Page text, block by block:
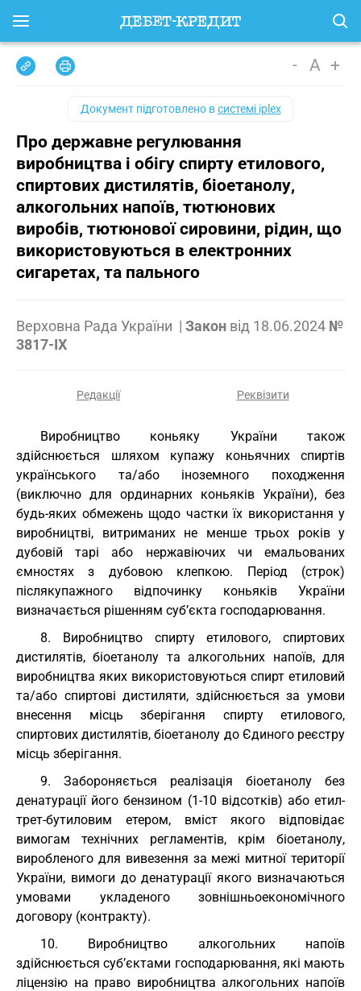
- A +
Документ підготовлено всистемі iplex
Про державне регулювання
виробництва і обігу спирту етилового,
спиртових дистилятів, біоетанолу,
алкогольних напоїв, тютюнових
виробів, тютюнової сировини, рідин, що
використовуються в електронних
сигаретах, та пального
Верховна Рада України | Закон від 18.06.2024 №
3817-IX
Редакції Реквізити
Виробництво коньяку України також
здійснюється шляхом купажу коньячних спиртів
українського та/або іноземного походження
(виключно для ординарних коньяків України), без
будь-яких обмежень щодо частки їх використання у
виробництві, витриманих не менше трьох років у
дубовій тарі або нержавіючих чи емальованих
ємностях з дубовою клепкою. Період (строк)
післякупажного відпочинку коньяків України
визначається рішенням суб’єкта господарювання.
8. Виробництво спирту етилового, спиртових
дистилятів, біоетанолу та алкогольних напоїв, для
виробництва яких використовуються спирт етиловий
та/або спиртові дистиляти, здійснюється за умови
внесення місць зберігання спирту етилового,
спиртових дистилятів, біоетанолу до Єдиного реєстру
місць зберігання.
9. Забороняється реалізація біоетанолу без
денатурації його бензином (1-10 відсотків) або етил-
трет-бутиловим етером, вміст якого відповідає
вимогам технічних регламентів, крім біоетанолу,
виробленого для вивезення за межі митної території
України, вимоги до денатурації якого визначаються
умовами укладеного зовнішньоекономічного
договору (контракту).
10. Виробництво алкогольних напоїв
здійснюється суб’єктами господарювання, які мають
ліцензію на право виробництва алкогольних напоїв